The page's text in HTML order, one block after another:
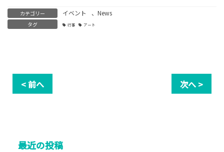
カテゴリー イベント 、 News
タグ 行事 アート
< 前へ 次へ >
最近の投稿